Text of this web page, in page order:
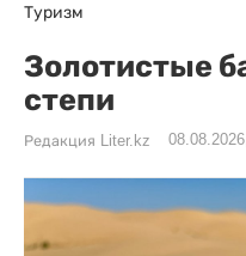
Туризм
Золотистые
степи
Редакция Liter.kz